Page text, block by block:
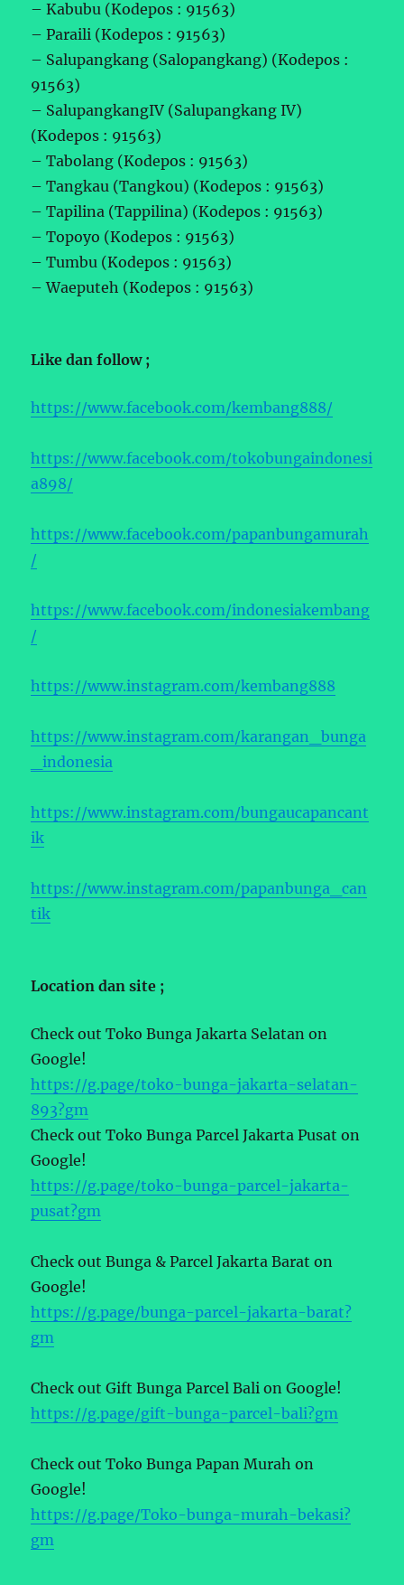
– Kabubu (Kodepos : 91563)
– Paraili (Kodepos : 91563)
– Salupangkang (Salopangkang) (Kodepos :
91563)
– SalupangkangIV (Salupangkang IV)
(Kodepos : 91563)
– Tabolang (Kodepos : 91563)
– Tangkau (Tangkou) (Kodepos : 91563)
– Tapilina (Tappilina) (Kodepos : 91563)
– Topoyo (Kodepos : 91563)
– Tumbu (Kodepos : 91563)
– Waeputeh (Kodepos : 91563)
Like dan follow ;
https://www.facebook.com/kembang888/
https://www.facebook.com/tokobungaindonesi
a898/
https://www.facebook.com/papanbungamurah
/
https://www.facebook.com/indonesiakembang
/
https://www.instagram.com/kembang888
https://www.instagram.com/karangan_bunga
_indonesia
https://www.instagram.com/bungaucapancant
ik
https://www.instagram.com/papanbunga_can
tik
Location dan site ;
Check out Toko Bunga Jakarta Selatan on
Google!
https://g.page/toko-bunga-jakarta-selatan-
893?gm
Check out Toko Bunga Parcel Jakarta Pusat on
Google!
https://g.page/toko-bunga-parcel-jakarta-
pusat?gm
Check out Bunga & Parcel Jakarta Barat on
Google!
https://g.page/bunga-parcel-jakarta-barat?
gm
Check out Gift Bunga Parcel Bali on Google!
https://g.page/gift-bunga-parcel-bali?gm
Check out Toko Bunga Papan Murah on
Google!
https://g.page/Toko-bunga-murah-bekasi?
gm